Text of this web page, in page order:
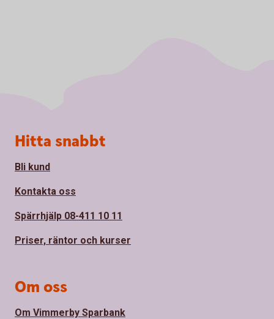
Sidfot
Hitta snabbt
Bli kund
Kontakta oss
Spärrhjälp 08-411 10 11
Priser, räntor och kurser
Om oss
Om Vimmerby Sparbank